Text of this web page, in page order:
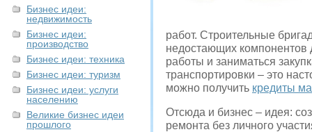
Бизнес идеи:
недвижимость
Бизнес идеи:
производство
Бизнес идеи: техника
Бизнес идеи: туризм
Бизнес идеи: услуги
населению
Великие бизнес идеи
прошлого
работ. Строительные
недостающих компонентов
работы и заниматься
транспортировки – это
можно получить кредиты
Отсюда и бизнес – идея:
ремонта без личного